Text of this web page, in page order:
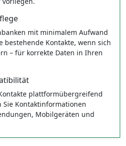
mit minimalem Aufwand
bestehende Kontakte, wenn sich
– für korrekte Daten in Ihren
plattformübergreifend
Sie Kontaktinformationen
Mobilgeräten und